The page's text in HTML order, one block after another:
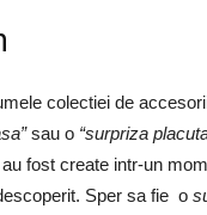
colectiei de
sau o “surpriza
fost create intr-un
Sper sa fie o